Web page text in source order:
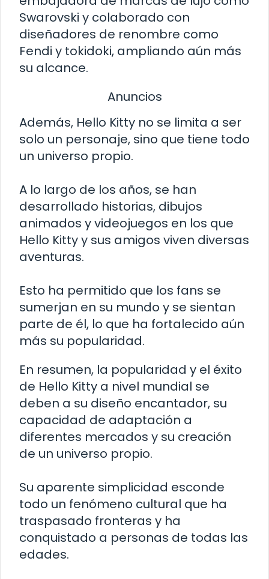
Swarovski y colaborado con
diseñadores de renombre como
Fendi y tokidoki, ampliando aún más
su alcance.
Anuncios
Además, Hello Kitty no se limita a ser
solo un personaje, sino que tiene todo
un universo propio.
A lo largo de los años, se han
desarrollado historias, dibujos
animados y videojuegos en los que
Hello Kitty y sus amigos viven diversas
aventuras.
Esto ha permitido que los fans se
sumerjan en su mundo y se sientan
parte de él, lo que ha fortalecido aún
más su popularidad.
En resumen, la popularidad y el éxito
de Hello Kitty a nivel mundial se
deben a su diseño encantador, su
capacidad de adaptación a
diferentes mercados y su creación
de un universo propio.
Su aparente simplicidad esconde
todo un fenómeno cultural que ha
traspasado fronteras y ha
conquistado a personas de todas las
edades.